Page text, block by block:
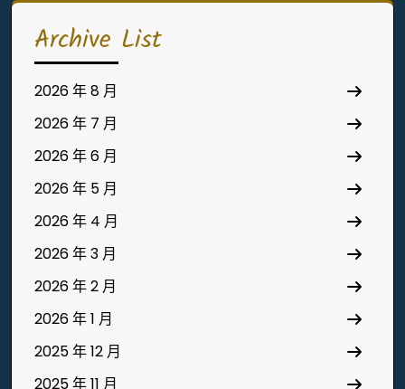
Archive List
2026 年 8 月
2026 年 7 月
2026 年 6 月
2026 年 5 月
2026 年 4 月
2026 年 3 月
2026 年 2 月
2026 年 1 月
2025 年 12 月
2025 年 11 月